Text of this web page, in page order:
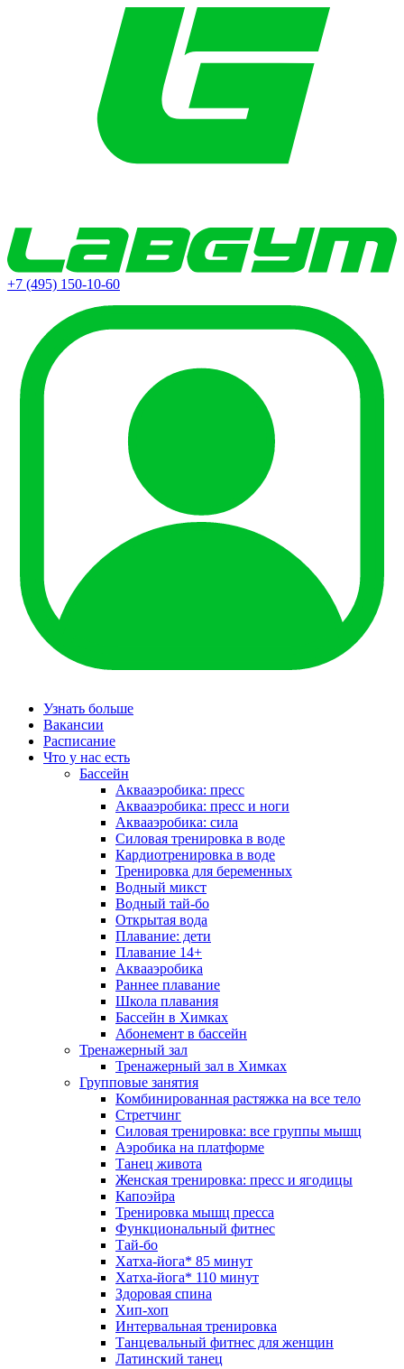
+7 (495) 150-10-60
Узнать больше
Вакансии
Расписание
Что у нас есть
Бассейн
Аквааэробика: пресс
Аквааэробика: пресс и ноги
Аквааэробика: сила
Силовая тренировка в воде
Кардиотренировка в воде
Тренировка для беременных
Водный микст
Водный тай-бо
Открытая вода
Плавание: дети
Плавание 14+
Аквааэробика
Раннее плавание
Школа плавания
Бассейн в Химках
Абонемент в бассейн
Тренажерный зал
Тренажерный зал в Химках
Групповые занятия
Комбинированная растяжка на все тело
Стретчинг
Силовая тренировка: все группы мышц
Аэробика на платформе
Танец живота
Женская тренировка: пресс и ягодицы
Капоэйра
Тренировка мышц пресса
Функциональный фитнес
Тай-бо
Хатха-йога* 85 минут
Хатха-йога* 110 минут
Здоровая спина
Хип-хоп
Интервальная тренировка
Танцевальный фитнес для женщин
Латинский танец